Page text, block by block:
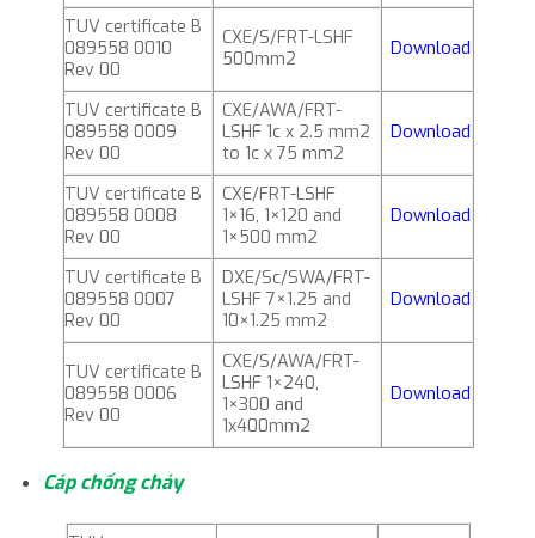
TUV certificate B
089558 0010
Rev 00
CXE/S/FRT-LSHF
500mm2
Download
TUV certificate B
089558 0009
Rev 00
CXE/AWA/FRT-
LSHF 1c x 2.5 mm2
to 1c x 75 mm2
Download
TUV certificate B
089558 0008
Rev 00
CXE/FRT-LSHF
1×16, 1×120 and
1×500 mm2
Download
TUV certificate B
089558 0007
Rev 00
DXE/Sc/SWA/FRT-
LSHF 7×1.25 and
10×1.25 mm2
Download
TUV certificate B
089558 0006
Rev 00
CXE/S/AWA/FRT-
LSHF 1×240,
1×300 and
1x400mm2
Download
Cáp chống cháy